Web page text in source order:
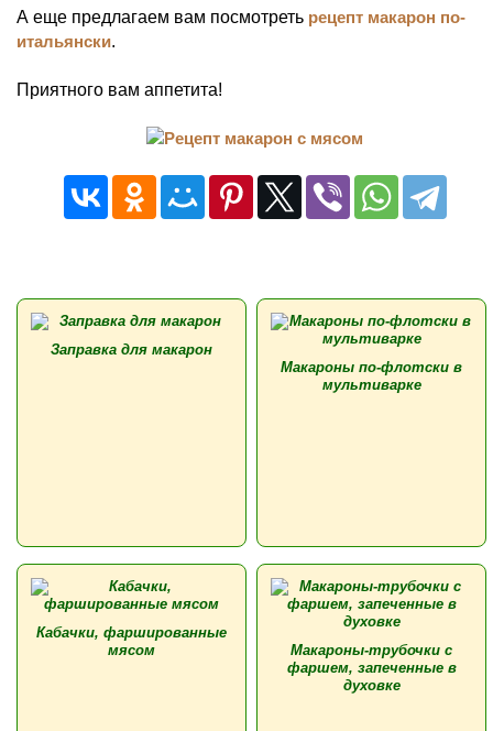
А еще предлагаем вам посмотреть рецепт макарон по-
итальянски.
Приятного вам аппетита!
Заправка для макарон
Макароны по-флотски в
мультиварке
Кабачки, фаршированные
мясом
Макароны-трубочки с
фаршем, запеченные в
духовке